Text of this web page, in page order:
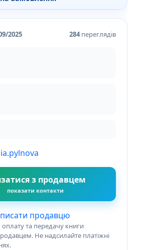
2025 284переглядів
з продавцем
показати контакти
продавцю
та передачу книги
Не надсилайте платіжні